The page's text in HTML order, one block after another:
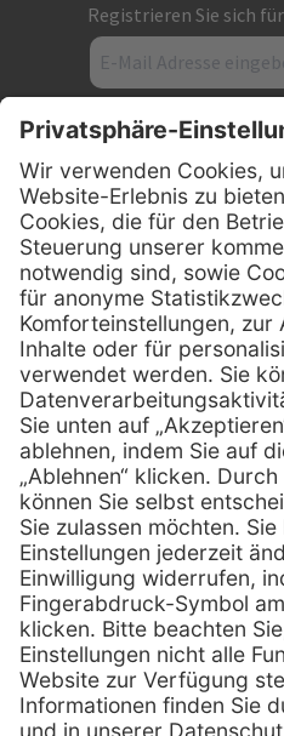
Registrieren Sie sich
PxD Praxis-
Hans-
D-49078
Telefon:
Telefon:
E-Mail:info @
Services
Serviceversprechen
Sprechstundenbedarf
Retoure anmelden
Zertifikat